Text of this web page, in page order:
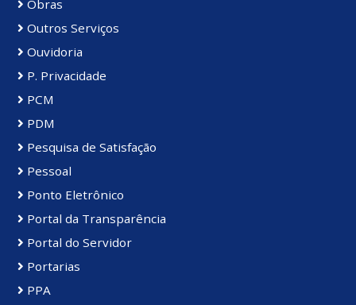
Obras
Outros Serviços
Ouvidoria
P. Privacidade
PCM
PDM
Pesquisa de Satisfação
Pessoal
Ponto Eletrônico
Portal da Transparência
Portal do Servidor
Portarias
PPA